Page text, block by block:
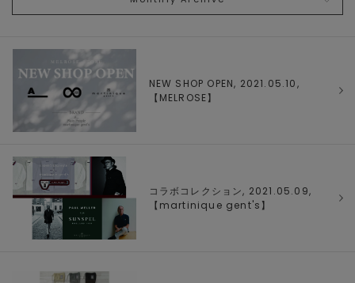
NEW SHOP OPEN, 2021.05.10,
【 MELROSE】
コラボコレクション, 2021.05.09,
【 martinique gent's 】